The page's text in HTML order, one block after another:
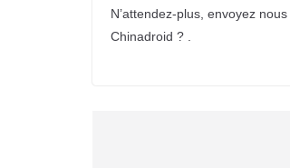
N’attendez-plus, envoyez
Chinadroid ? .